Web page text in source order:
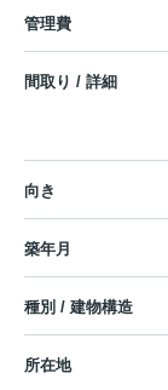
管理費
間取り / 詳細
向き
築年月
種別 / 建物構造
所在地